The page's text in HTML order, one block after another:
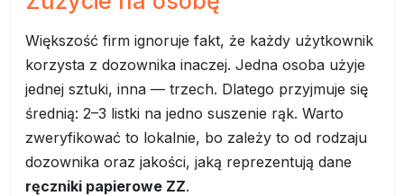
Większość firm ignoruje fakt, że każdy użytkownik
korzysta z dozownika inaczej. Jedna osoba użyje
jednej sztuki, inna — trzech. Dlatego przyjmuje się
średnią: 2–3 listki na jedno suszenie rąk. Warto
zweryfikować to lokalnie, bo zależy to od rodzaju
dozownika oraz jakości, jaką reprezentują dane
ręczniki papierowe ZZ.